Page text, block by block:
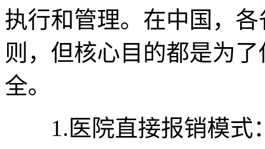
执行和管理。在中国，
则，但核心目的都是为
全。
1.医院直接报销模式